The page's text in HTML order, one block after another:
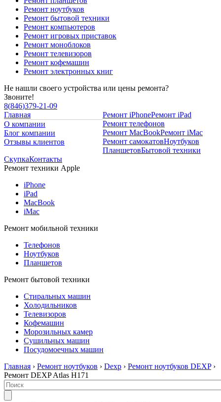
Ремонт ноутбуков
Ремонт бытовой техники
Ремонт компьютеров
Ремонт игровых приставок
Ремонт моноблоков
Ремонт телевизоров
Ремонт кофемашин
Ремонт электронных книг
Не нашли своего устройства или цены ремонта?
Звоните!
8(846)379-21-09
Главная
О компании
Блог компании
Отзывы клиентов
Ремонт iPhoneРемонт iPad
Ремонт телефонов
Ремонт MacBookРемонт iMac
Ремонт самокатовНоутбуков
ПланшетовБытовой техники
СкупкаКонтакты
Ремонт техники Apple
iPhone
iPad
MacBook
iMac
Ремонт мобильной техники
Телефонов
Ноутбуков
Планшетов
Ремонт бытовой техники
Стиральных машин
Холодильников
Телевизоров
Кофемашин
Морозильных камер
Сушильных машин
Посудомоечных машин
Главная › Ремонт ноутбуков › Dexp › Ремонт ноутбуков DEXP›
Ремонт DEXP Atlas H171